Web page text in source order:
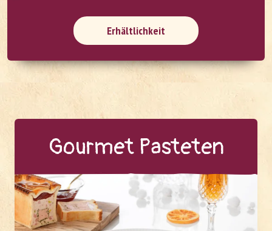
Erhältlichkeit
Gour­met Pas­te­ten